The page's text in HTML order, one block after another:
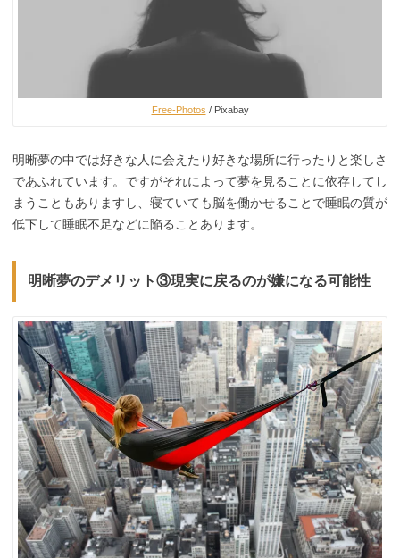
Free-Photos / Pixabay
明晰夢の中では好きな人に会えたり好きな場所に行ったりと楽しさ
であふれています。ですがそれによって夢を見ることに依存してし
まうこともありますし、寝ていても脳を働かせることで睡眠の質が
低下して睡眠不足などに陥ることあります。
明晰夢のデメリット③現実に戻るのが嫌になる可能性